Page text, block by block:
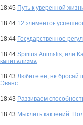
18:45 Путь к уверенной
18:44 12 элементов
18:44 Государственное
18:44 Spiritus Аnimalis, или
капитализма
18:43 Любите ее, не
Эванс
18:43 Развиваем
18:43 Мыслить как гений.